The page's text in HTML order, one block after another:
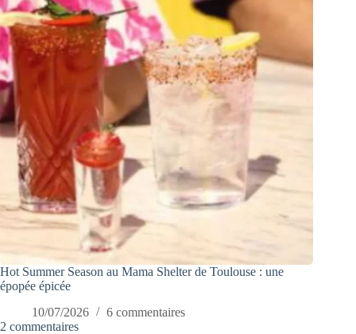
Hot Summer Season au Mama Shelter de Toulouse : une
épopée épicée
10/07/2026
6 commentaires
2 commentaires